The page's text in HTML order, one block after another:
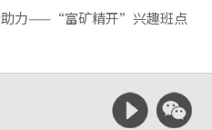
助力——“富矿精开”兴趣班点